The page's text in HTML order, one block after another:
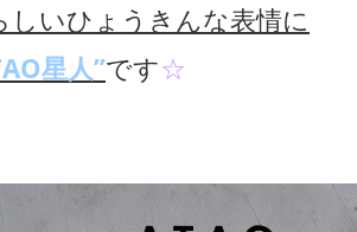
しいひょうきんな表情に
星人”です☆